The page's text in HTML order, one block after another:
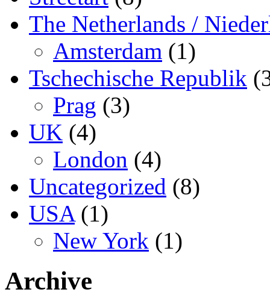
The Netherlands /
Amsterdam (1)
Tschechische Republik
Prag (3)
UK (4)
London (4)
Uncategorized (8)
USA(1)
New York (1)
Archive